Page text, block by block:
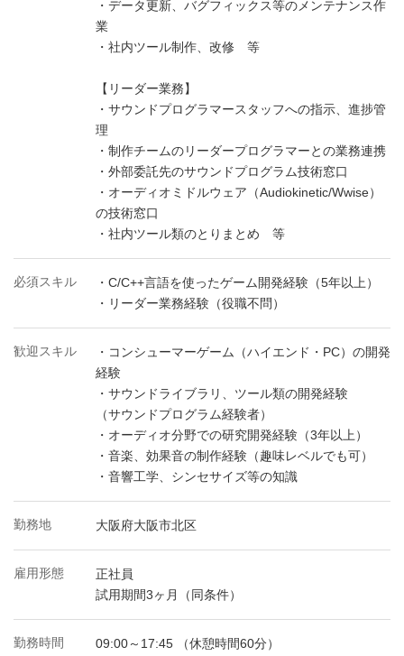
・データ更新、バグフィックス等のメンテナンス作
業
・社内ツール制作、改修 等
【リーダー業務】
・サウンドプログラマースタッフへの指示、進捗管
理
・制作チームのリーダープログラマーとの業務連携
・外部委託先のサウンドプログラム技術窓口
・オーディオミドルウェア（Audiokinetic/Wwise）
の技術窓口
・社内ツール類のとりまとめ 等
必須スキル
・C/C++言語を使ったゲーム開発経験（5年以上）
・リーダー業務経験（役職不問）
歓迎スキル
・コンシューマーゲーム（ハイエンド・PC）の開発
経験
・サウンドライブラリ、ツール類の開発経験
（サウンドプログラム経験者）
・オーディオ分野での研究開発経験（3年以上）
・音楽、効果音の制作経験（趣味レベルでも可）
・音響工学、シンセサイズ等の知識
勤務地 大阪府大阪市北区
雇用形態
正社員
試用期間3ヶ月（同条件）
勤務時間
09:00～17:45 （休憩時間60分）